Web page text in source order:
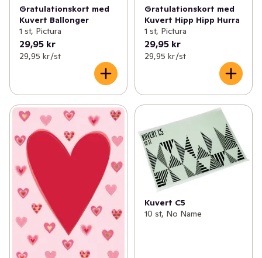
Gratulationskort med
Kuvert Ballonger
1 st, Pictura
29,95 kr
29,95 kr /st
Gratulationskort med
Kuvert Hipp Hipp Hurra
1 st, Pictura
29,95 kr
29,95 kr /st
Kuvert C5
10 st, No Name